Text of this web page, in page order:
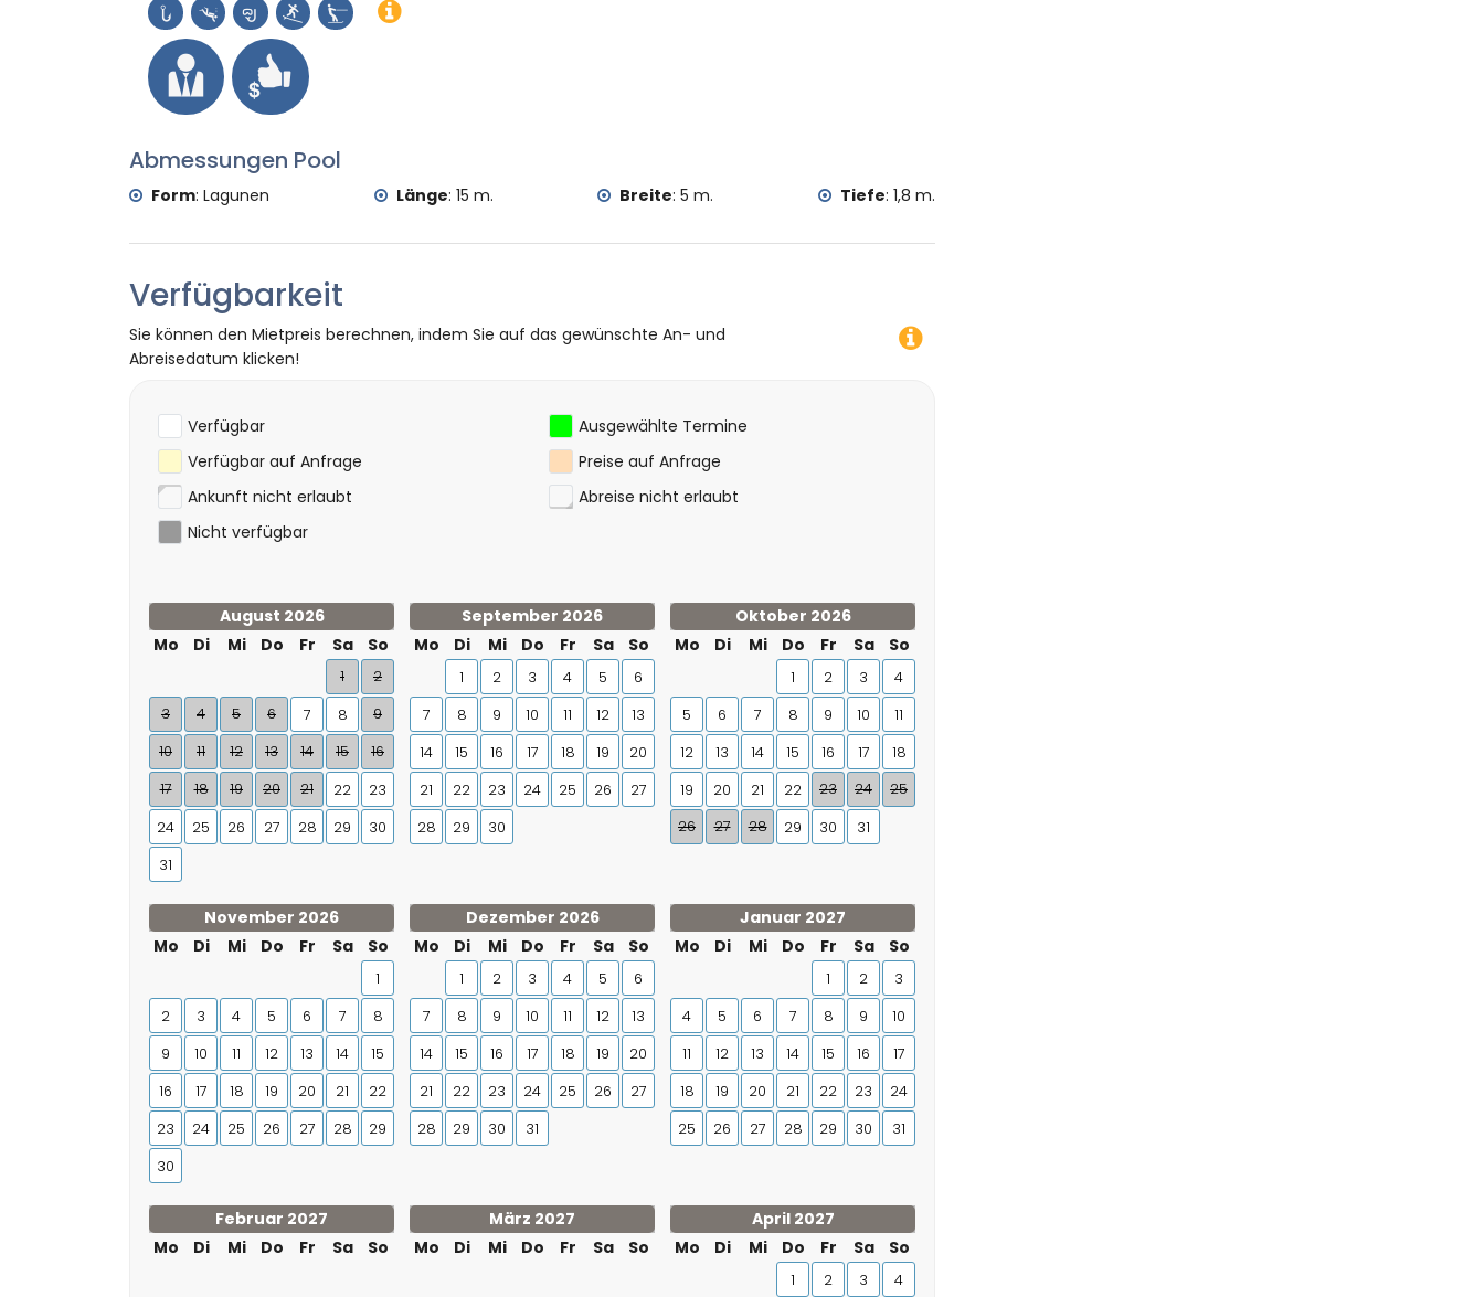
Golf (Club de Golf Jávea) und Windsurfen (innerhalb von 10 Kilometern von der Wohnung)
Abmessungen Pool
Form: Lagunen Länge: 15 m. Breite:5 m. Tiefe: 1,8 m.
Verfügbarkeit
Sie können den Mietpreis berechnen, indem Sie auf das gewünschte An- und
Abreisedatum klicken!
Verfügbar
Ausgewählte Termine
Verfügbar auf Anfrage
Preise auf Anfrage
Ankunft nicht erlaubt
Abreise nicht erlaubt
Nicht verfügbar
August 2026
Mo
Di Mi Do Fr Sa So
1
2
3
4 5 6 7 8
9
10
11 12 13 14 15
16
17
18 19 20 21 22
23
24
25 26 27 28 29
30
31
September 2026
Mo
Di Mi Do Fr Sa So
1 2 3 4 5
6
7
8 9 10 11 12
13
14
15 16 17 18 19
20
21
22 23 24 25 26
27
28
29 30
Oktober 2026
Mo
Di Mi Do Fr Sa So
1 2 3
4
5
6 7 8 9 10
11
12
13 14 15 16 17
18
19
20 21 22 23 24
25
26
27 28 29 30 31
November 2026
Mo
Di Mi Do Fr Sa So
1
2
3 4 5 6 7
8
9
10 11 12 13 14
15
16
17 18 19 20 21
22
23
24 25 26 27 28
29
30
Dezember 2026
Mo
Di Mi Do Fr Sa So
1 2 3 4 5
6
7
8 9 10 11 12
13
14
15 16 17 18 19
20
21
22 23 24 25 26
27
28
29 30 31
Januar 2027
Mo
Di Mi Do Fr Sa So
1 2
3
4
5 6 7 8 9
10
11
12 13 14 15 16
17
18
19 20 21 22 23
24
25
26 27 28 29 30 31
Februar 2027
Mo
Di Mi Do Fr Sa So
März 2027
Mo
Di Mi Do Fr Sa So
April 2027
Mo
Di Mi Do Fr Sa So
1 2 3 4